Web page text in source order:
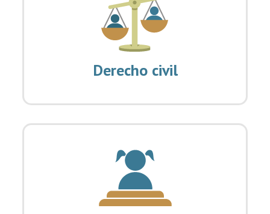
Derecho civil